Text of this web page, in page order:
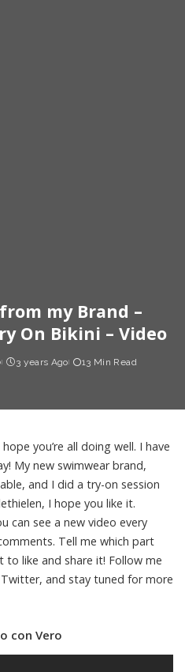
my Brand –
On Bikini – Video
3 years Ago 13 Min Read
you’re all doing well. I have
My new swimwear brand,
and I did a try-on session
I hope you like it.
can see a new video every
Tell me which part
to like and share it! Follow me
and stay tuned for more
con Vero